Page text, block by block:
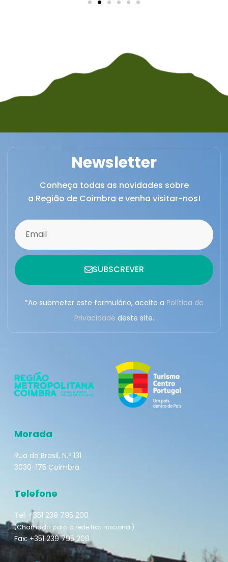
Newsletter
Conheça todas as novidades sobre
a Região de Coimbra e venha visitar-nos!
SUBSCREVER
*Ao submeter este formulário, aceito a Política de
Privacidade deste site.
Morada
Rua do Brasil, N.º 131
3030-175 Coimbra
Telefone
Tel: +351 239 795 200
(Chamada para a rede fixa nacional)
Fax: +351 239 795 209